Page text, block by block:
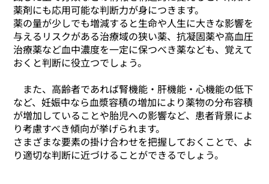
薬剤にも応用可能な判断力が身につきます。
薬の量が少しでも増減すると生命や人生に大きな影響を
与えるリスクがある治療域の狭い薬、抗凝固薬や高血圧
治療薬など血中濃度を一定に保つべき薬なども、覚えて
おくと判断に役立つでしょう。
また、高齢者であれば腎機能・肝機能・心機能の低下
など、妊娠中なら血漿容積の増加により薬物の分布容積
が増加していることや胎児への影響など、患者背景によ
り考慮すべき傾向が挙げられます。
さまざまな要素の掛け合わせを把握しておくことで、よ
り適切な判断に近づけることができるでしょう。